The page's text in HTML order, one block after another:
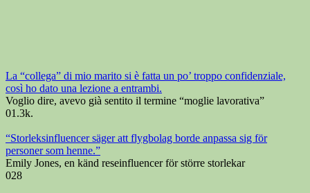
La “collega” di mio marito si è fatta un po’ troppo confidenziale,
così ho dato una lezione a entrambi.
Voglio dire, avevo già sentito il termine “moglie lavorativa”
01.3k.
“Storleksinfluencer säger att flygbolag borde anpassa sig för
personer som henne.”
Emily Jones, en känd reseinfluencer för större storlekar
028